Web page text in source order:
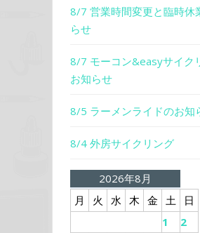
8/7 営業時間変更と臨時休
らせ
8/7 モーコン&easyサイク
お知らせ
8/5 ラーメンライドのお知
8/4 外房サイクリング
2026年8月
月
火 水 木 金 土
日
1
2